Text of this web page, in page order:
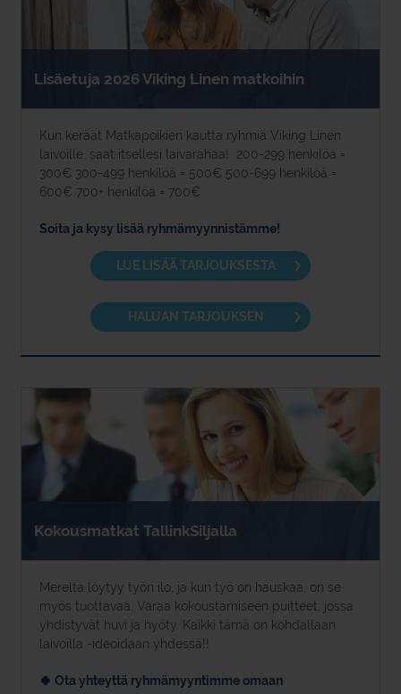
Lisäetuja 2026 Viking Linen matkoihin
Kun keräät Matkapoikien kautta ryhmiä Viking Linen
laivoille, saat itsellesi laivarahaa! 200-299 henkilöä =
300€ 300-499 henkilöä = 500€ 500-699 henkilöä =
600€ 700+ henkilöä = 700€
Soita ja kysy lisää ryhmämyynnistämme!
LUE LISÄÄ TARJOUKSESTA
HALUAN TARJOUKSEN
Kokousmatkat TallinkSiljalla
Mereltä löytyy työn ilo, ja kun työ on hauskaa, on se
myös tuottavaa. Varaa kokoustamiseen puitteet, jossa
yhdistyvät huvi ja hyöty. Kaikki tämä on kohdallaan
laivoilla -ideoidaan yhdessä!!
🍀 Ota yhteyttä ryhmämyyntimme omaan